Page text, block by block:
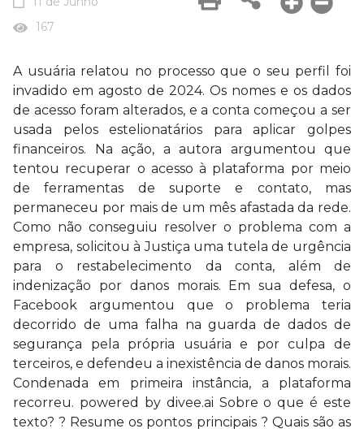
167
A usuária relatou no processo que o seu perfil foi
invadido em agosto de 2024. Os nomes e os dados
de acesso foram alterados, e a conta começou a ser
usada pelos estelionatários para aplicar golpes
financeiros. Na ação, a autora argumentou que
tentou recuperar o acesso à plataforma por meio
de ferramentas de suporte e contato, mas
permaneceu por mais de um mês afastada da rede.
Como não conseguiu resolver o problema com a
empresa, solicitou à Justiça uma tutela de urgência
para o restabelecimento da conta, além de
indenização por danos morais. Em sua defesa, o
Facebook argumentou que o problema teria
decorrido de uma falha na guarda de dados de
segurança pela própria usuária e por culpa de
terceiros, e defendeu a inexistência de danos morais.
Condenada em primeira instância, a plataforma
recorreu. powered by divee.ai Sobre o que é este
texto? ? Resume os pontos principais ? Quais são as